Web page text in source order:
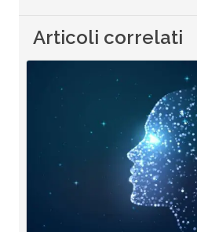
Articoli correlati